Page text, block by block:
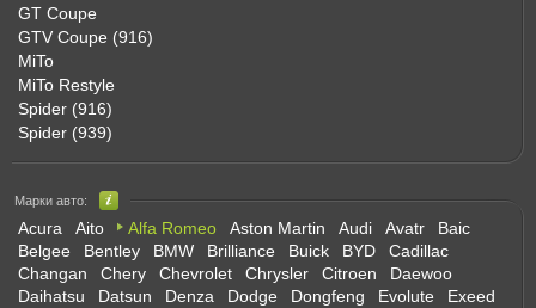
GT Coupe
GTV Coupe (916)
MiTo
MiTo Restyle
Spider (916)
Spider (939)
Марки авто:
Acura Aito Alfa Romeo Aston Martin Audi Avatr
Baic
Belgee
Bentley BMW Brilliance Buick BYD
Cadillac
Changan
Chery Chevrolet Chrysler Citroen
Daewoo
Daihatsu
Datsun Denza Dodge Dongfeng Evolute
Exeed